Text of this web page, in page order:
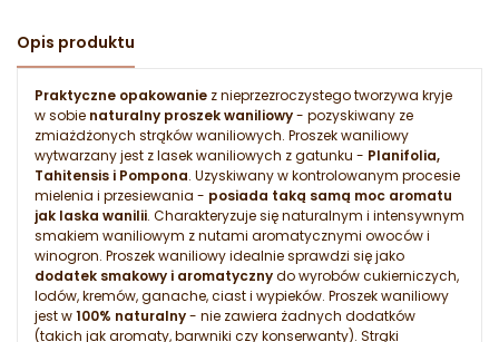
Opis produktu
Praktyczne opakowanie z nieprzezroczystego tworzywa kryje
w sobie naturalny proszek waniliowy- pozyskiwany ze
zmiażdżonych strąków waniliowych. Proszek waniliowy
wytwarzany jest z lasek waniliowych z gatunku - Planifolia,
Tahitensis i Pompona. Uzyskiwany w kontrolowanym procesie
mielenia i przesiewania - posiada taką samą moc aromatu
jak laska wanilii. Charakteryzuje się naturalnym i intensywnym
smakiem waniliowym z nutami aromatycznymi owoców i
winogron. Proszek waniliowy idealnie sprawdzi się jako
dodatek smakowy i aromatycznydo wyrobów cukierniczych,
lodów, kremów, ganache, ciast i wypieków. Proszek waniliowy
jest w100% naturalny- nie zawiera żadnych dodatków
(takich jak aromaty, barwniki czy konserwanty). Strąki